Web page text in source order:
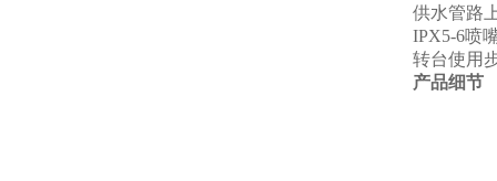
供水管路
IPX5-6喷
转台使用
产品细节